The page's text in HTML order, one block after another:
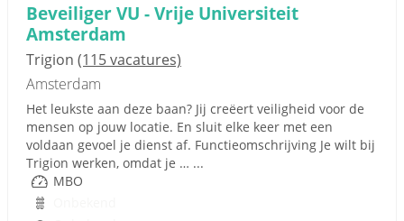
Beveiliger VU - Vrije Universiteit
Amsterdam
Trigion (115 vacatures)
Amsterdam
Het leukste aan deze baan? Jij creëert veiligheid voor de
mensen op jouw locatie. En sluit elke keer met een
voldaan gevoel je dienst af. Functieomschrijving Je wilt bij
Trigion werken, omdat je … ...
MBO